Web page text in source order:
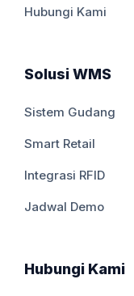
Hubungi Kami
Solusi WMS
Sistem Gudang
Smart Retail
Integrasi RFID
Jadwal Demo
Hubungi Kami